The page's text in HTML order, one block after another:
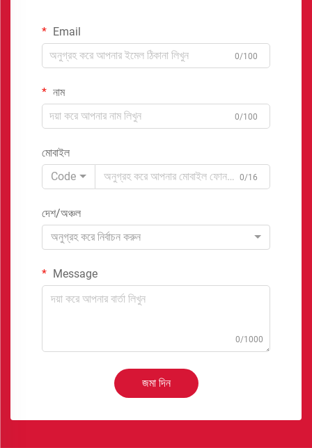
Email
0/100
নাম
0/100
মোবাইল
Code
0/16
দেশ/অঞ্চল
অনুগ্রহ করে নির্বাচন করুন
Message
0/1000
জমা দিন